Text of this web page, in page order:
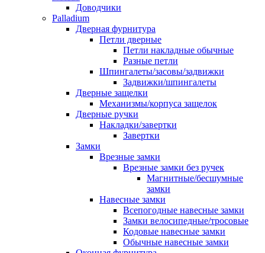
Доводчики
Palladium
Дверная фурнитура
Петли дверные
Петли накладные обычные
Разные петли
Шпингалеты/засовы/задвижки
Задвижки/шпингалеты
Дверные защелки
Механизмы/корпуса защелок
Дверные ручки
Накладки/завертки
Завертки
Замки
Врезные замки
Врезные замки без ручек
Магнитные/бесшумные
замки
Навесные замки
Всепогодные навесные замки
Замки велосипедные/тросовые
Кодовые навесные замки
Обычные навесные замки